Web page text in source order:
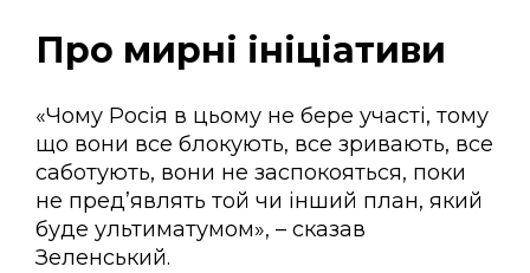
Про мирні ініціативи
«Чому Росія в цьому не бере участі, тому
що вони все блокують, все зривають, все
саботують, вони не заспокояться, поки
не пред’являть той чи інший план, який
буде ультиматумом», – сказав
Зеленський.